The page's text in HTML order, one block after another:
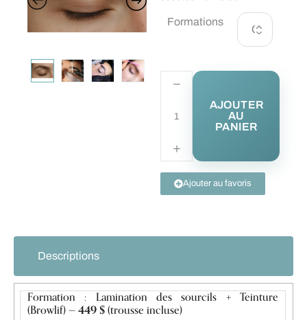
Formations
AJOUTER
AU
PANIER
Ajouter au favoris
Descriptions
Formation : Lamination des sourcils + Teinture
(Browlif) —449 $(trousse incluse)